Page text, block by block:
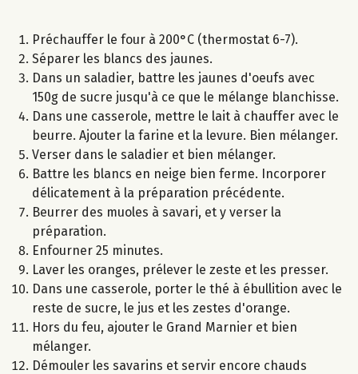
Préchauffer le four à 200°C (thermostat 6-7).
Séparer les blancs des jaunes.
Dans un saladier, battre les jaunes d'oeufs avec
150g de sucre jusqu'à ce que le mélange blanchisse.
Dans une casserole, mettre le lait à chauffer avec le
beurre. Ajouter la farine et la levure. Bien mélanger.
Verser dans le saladier et bien mélanger.
Battre les blancs en neige bien ferme. Incorporer
délicatement à la préparation précédente.
Beurrer des muoles à savari, et y verser la
préparation.
Enfourner 25 minutes.
Laver les oranges, prélever le zeste et les presser.
Dans une casserole, porter le thé à ébullition avec le
reste de sucre, le jus et les zestes d'orange.
Hors du feu, ajouter le Grand Marnier et bien
mélanger.
Démouler les savarins et servir encore chauds